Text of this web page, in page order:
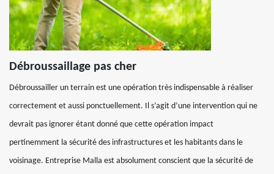
Débroussaillage pas cher
Débroussailler un terrain est une opération très indispensable à réaliser
correctement et aussi ponctuellement. Il s’agit d’une intervention qui ne
devrait pas ignorer étant donné que cette opération impact
pertinemment la sécurité des infrastructures et les habitants dans le
voisinage. Entreprise Malla est absolument conscient que la sécurité de